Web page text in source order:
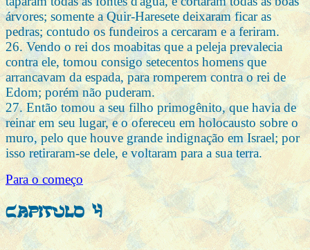
árvores; somente a Quir-Haresete deixaram ficar as
pedras; contudo os fundeiros a cercaram e a feriram.
26. Vendo o rei dos moabitas que a peleja prevalecia
contra ele, tomou consigo setecentos homens que
arrancavam da espada, para romperem contra o rei de
Edom; porém não puderam.
27. Então tomou a seu filho primogênito, que havia de
reinar em seu lugar, e o ofereceu em holocausto sobre o
muro, pelo que houve grande indignação em Israel; por
isso retiraram-se dele, e voltaram para a sua terra.
Para o começo
Capitulo 4